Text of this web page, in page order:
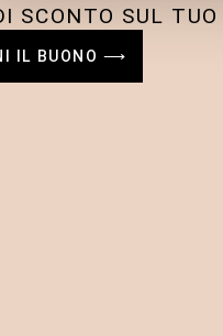
SCONTO SUL
IL BUONO ⟶